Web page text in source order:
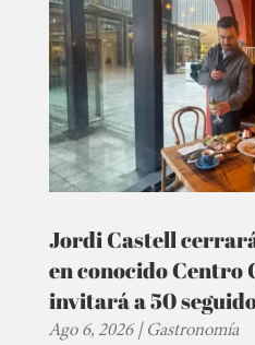
Jordi Castell
en conocido Centro
invitará a 50
Ago 6, 2026|Gastronomía